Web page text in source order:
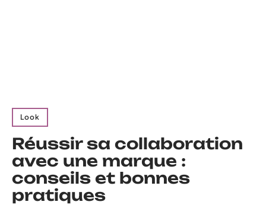
Look
Réussir sa collaboration
avec une marque :
conseils et bonnes
pratiques